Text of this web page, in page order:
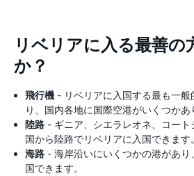
リベリアに入る最善の
か？
飛行機 - リベリアに入国する最も一
り、国内各地に国際空港がいくつかあ
陸路 - ギニア、シエラレオネ、コー
国から陸路でリベリアに入国できます。
海路 - 海岸沿いにいくつかの港があり
国できます。